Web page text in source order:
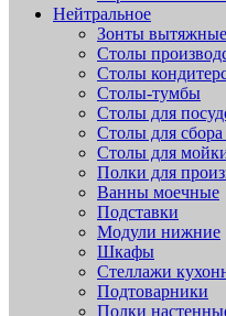
Нейтральное
Зонты вытяжные
Столы
Столы
Столы-тумбы
Столы для
Столы для сбора
Столы для
Полки для
Ванны моечные
Подставки
Модули нижние
Шкафы
Стеллажи
Подтоварники
Полки